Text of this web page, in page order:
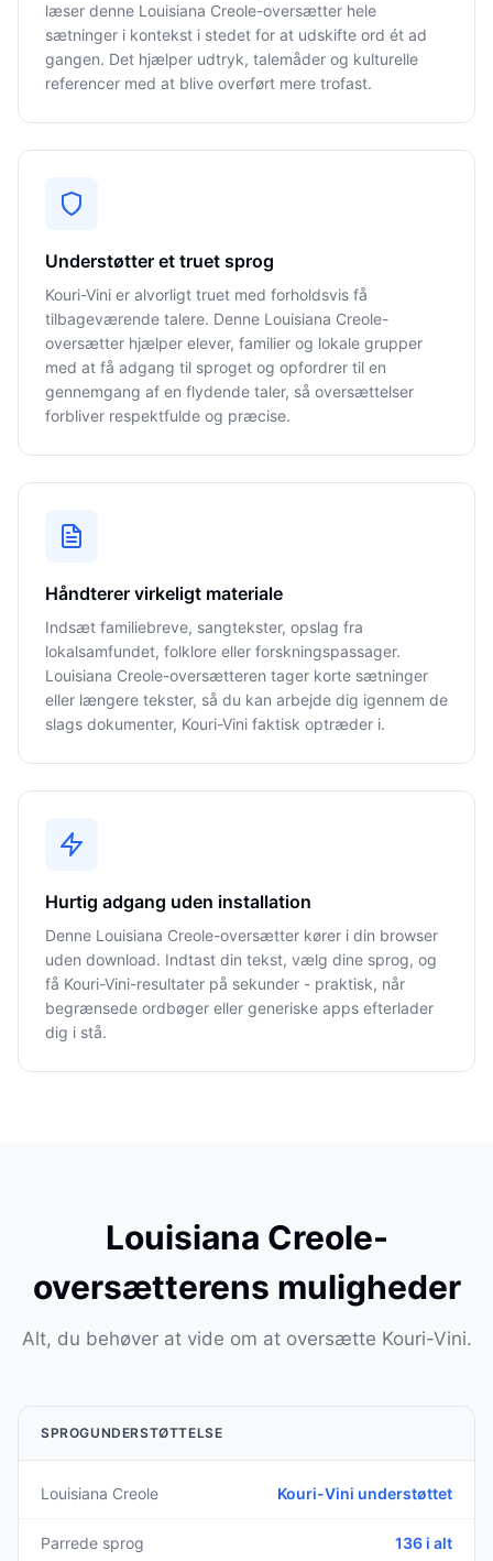
læser denne Louisiana Creole-oversætter hele
sætninger i kontekst i stedet for at udskifte ord ét ad
gangen. Det hjælper udtryk, talemåder og kulturelle
referencer med at blive overført mere trofast.
Understøtter et truet sprog
Kouri-Vini er alvorligt truet med forholdsvis få
tilbageværende talere. Denne Louisiana Creole-
oversætter hjælper elever, familier og lokale grupper
med at få adgang til sproget og opfordrer til en
gennemgang af en flydende taler, så oversættelser
forbliver respektfulde og præcise.
Håndterer virkeligt materiale
Indsæt familiebreve, sangtekster, opslag fra
lokalsamfundet, folklore eller forskningspassager.
Louisiana Creole-oversætteren tager korte sætninger
eller længere tekster, så du kan arbejde dig igennem de
slags dokumenter, Kouri-Vini faktisk optræder i.
Hurtig adgang uden installation
Denne Louisiana Creole-oversætter kører i din browser
uden download. Indtast din tekst, vælg dine sprog, og
få Kouri-Vini-resultater på sekunder - praktisk, når
begrænsede ordbøger eller generiske apps efterlader
dig i stå.
Louisiana Creole-
oversætterens muligheder
Alt, du behøver at vide om at oversætte Kouri-Vini.
SPROGUNDERSTØTTELSE
Louisiana Creole Kouri-Vini understøttet
Parrede sprog 136 i alt